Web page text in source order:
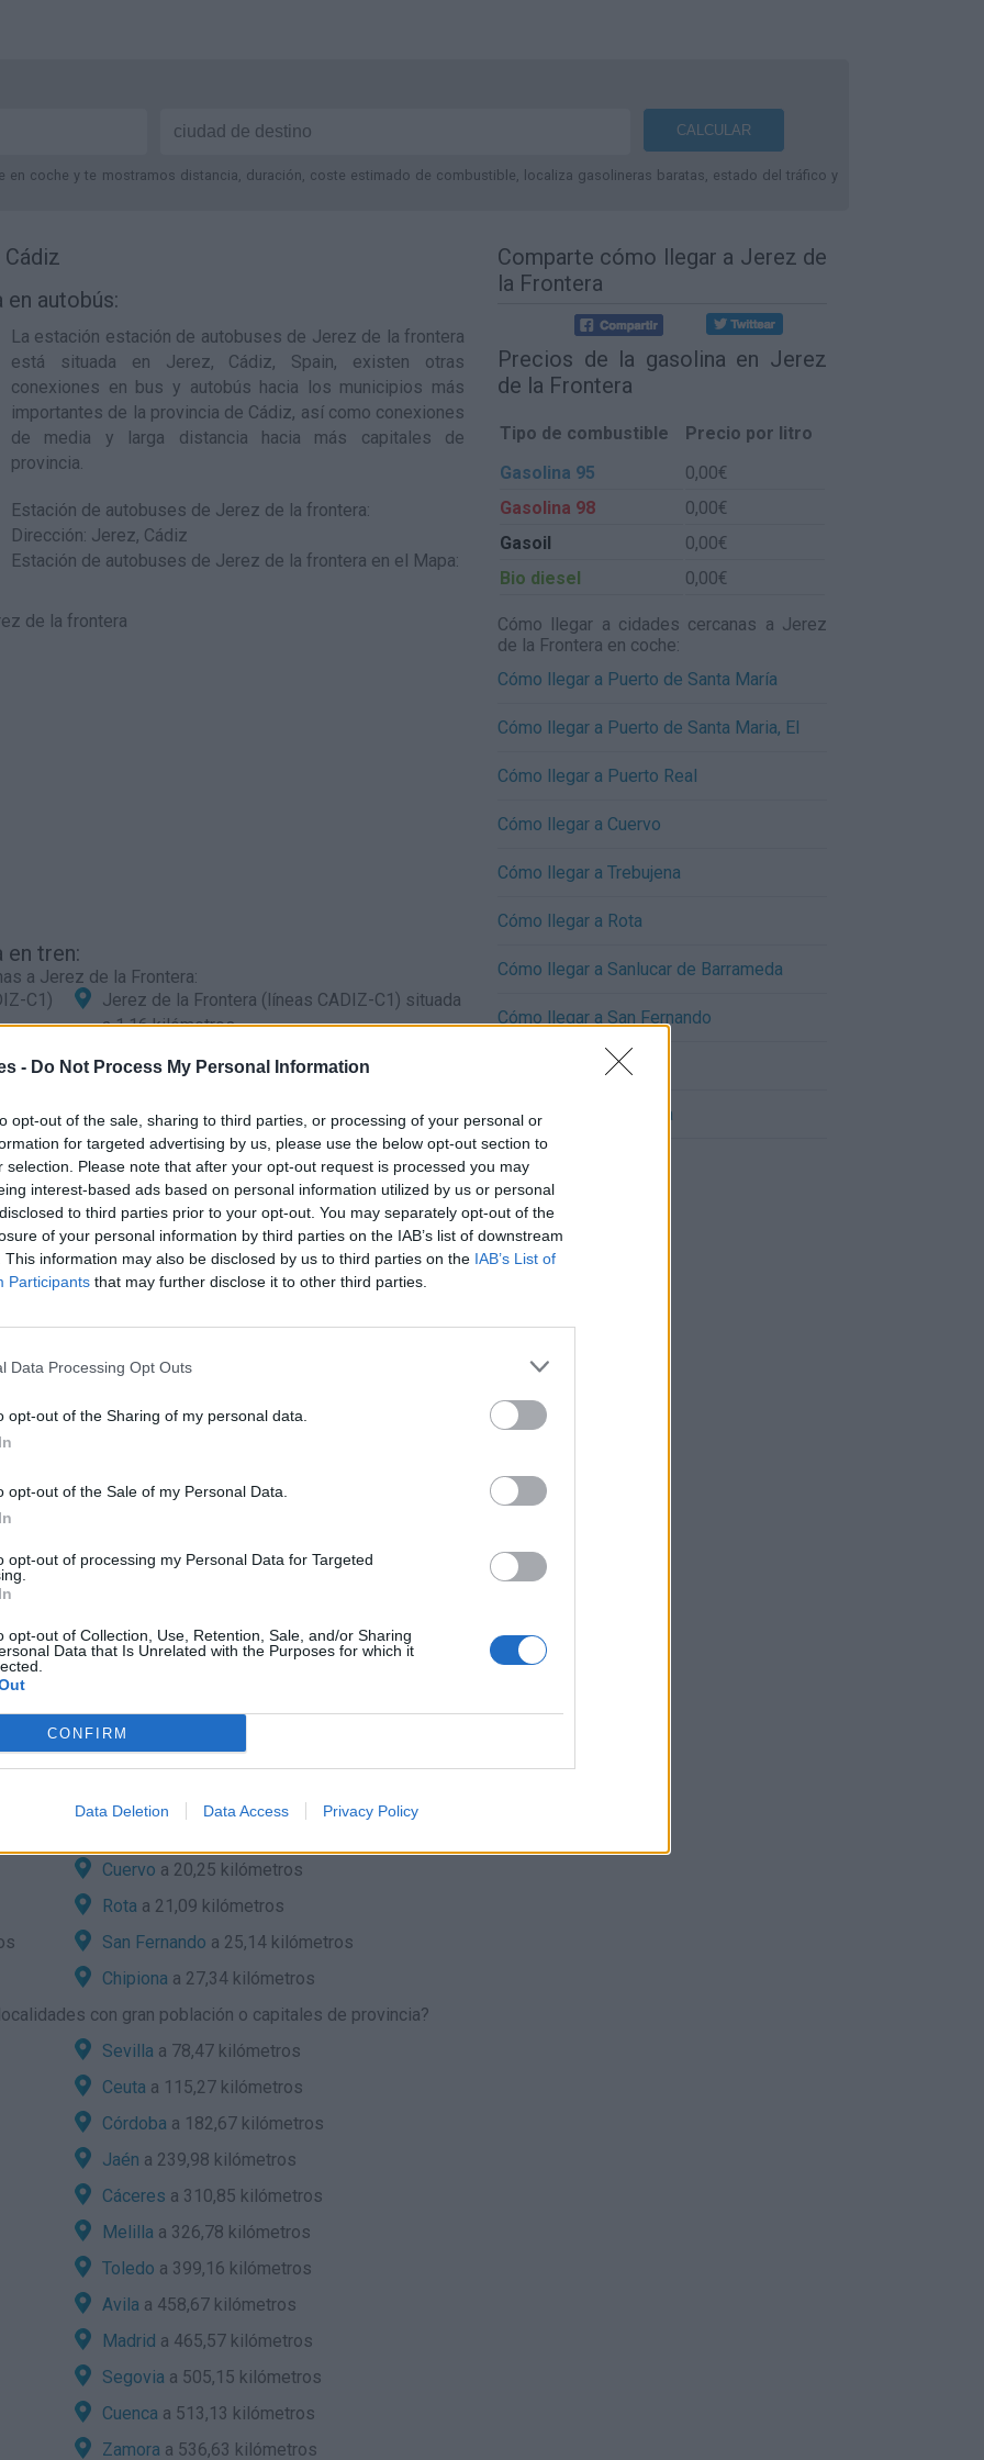
- Do Not Process My Personal Information
opt-out of the sale, sharing to third parties, or processing of your personal or
for targeted advertising by us, please use the below opt-out section to
selection. Please note that after your opt-out request is processed you may
interest-based ads based on personal information utilized by us or personal
to third parties prior to your opt-out. You may separately opt-out of the
of your personal information by third parties on the IAB’s list of downstream
This information may also be disclosed by us to third parties on the IAB’s List of
Participants that may further disclose it to other third parties.
Data Processing Opt Outs
opt-out of the Sharing of my personal data.
opt-out of the Sale of my Personal Data.
opt-out of processing my Personal Data for Targeted
opt-out of Collection, Use, Retention, Sale, and/or Sharing
Data that Is Unrelated with the Purposes for which it
CONFIRM
Data Deletion Data Access Privacy Policy
en coche y te mostramos distancia, duración, coste estimado de combustible, localiza gasolineras baratas, estado del tráfico y
autobús:
La estación estación de autobuses de Jerez de la frontera
está situada en Jerez, Cádiz, Spain, existen otras
conexiones en bus y autobús hacia los municipios más
importantes de la provincia de Cádiz, así como conexiones
de media y larga distancia hacia más capitales de
provincia.
Estación de autobuses de Jerez de la frontera:
Dirección: Jerez, Cádiz
Estación de autobuses de Jerez de la frontera en el Mapa:
tren:
a Jerez de la Frontera:
C1)
Jerez de la Frontera (líneas CADIZ-C1) situada
a 1,16 kilómetros
de Jerez de la Frontera
y Festivos: 06:30 a 23:00
y Festivos: 06:40 a 21:40
y Festivos: 06:40 a 21:40
y Festivos: 06:30 a 23:00
multiproducto se puede: Compra directa de billetes
- Retirar billetes adquiridos en Internet o Venta
puntos club AVE - Formalización Abonos Tarjeta Plus
902 432 343 Renfe: 902 320 320 Información,
Atención viajeros con discapacidad 902 240 505 Servicio
de móvil con conexión de datos para personas sordas y
mapa:
por carretera:
desde localidades cercanas?
Cuervo a 20,25 kilómetros
Rota a 21,09 kilómetros
San Fernando a 25,14 kilómetros
Chipiona a 27,34 kilómetros
con gran población o capitales de provincia?
Sevilla a 78,47 kilómetros
Ceuta a 115,27 kilómetros
Córdoba a 182,67 kilómetros
Jaén a 239,98 kilómetros
Cáceres a 310,85 kilómetros
Melilla a 326,78 kilómetros
Toledo a 399,16 kilómetros
Avila a 458,67 kilómetros
Madrid a 465,57 kilómetros
Segovia a 505,15 kilómetros
Cuenca a 513,13 kilómetros
Zamora a 536,63 kilómetros
Comparte cómo llegar a Jerez de
la Frontera
Precios de la gasolina en Jerez
de la Frontera
Tipo de combustible
Precio por litro
Gasolina 95
0,00€
Gasolina 98
0,00€
Gasoil
0,00€
Bio diesel
0,00€
Cómo llegar a cidades cercanas a Jerez
de la Frontera en coche:
Cómo llegar a Puerto de Santa María
Cómo llegar a Puerto de Santa Maria, El
Cómo llegar a Puerto Real
Cómo llegar a Cuervo
Cómo llegar a Trebujena
Cómo llegar a Rota
Cómo llegar a Sanlucar de Barrameda
Cómo llegar a San Fernando
Cómo llegar a Lebrija
Cómo llegar a Chipiona